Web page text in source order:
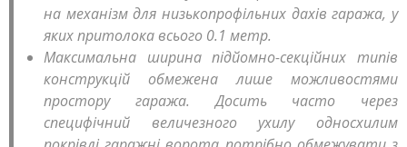
на механізм для низькопрофільних дахів гаража, у
яких притолока всього 0.1 метр.
Максимальна ширина підйомно-секційних типів
конструкцій обмежена лише можливостями
простору гаража. Досить часто через
специфічний величезного ухилу односхилим